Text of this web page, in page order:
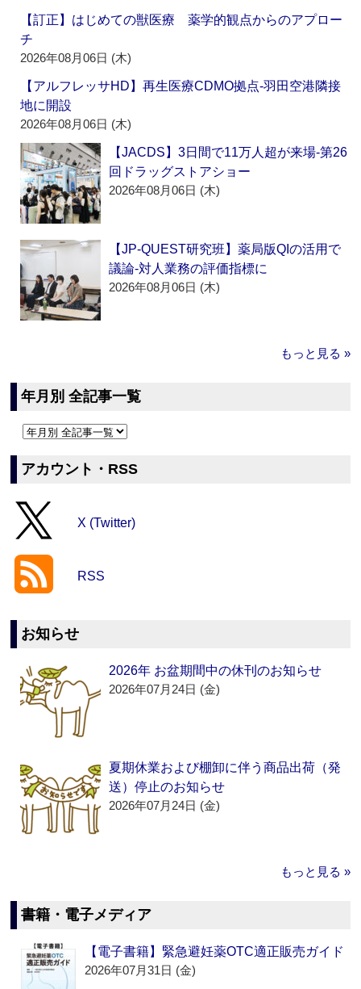
【訂正】はじめての獣医療 薬学的観点からのアプロー
チ
2026年08月06日 (木)
【アルフレッサHD】再生医療CDMO拠点‐羽田空港隣接
地に開設
2026年08月06日 (木)
【JACDS】3日間で11万人超が来場‐第26
回ドラッグストアショー
2026年08月06日 (木)
【JP-QUEST研究班】薬局版QIの活用で
議論‐対人業務の評価指標に
2026年08月06日 (木)
もっと見る »
年月別 全記事一覧
アカウント・RSS
X (Twitter)
RSS
お知らせ
2026年 お盆期間中の休刊のお知らせ
2026年07月24日 (金)
夏期休業および棚卸に伴う商品出荷（発
送）停止のお知らせ
2026年07月24日 (金)
もっと見る »
書籍・電子メディア
【電子書籍】緊急避妊薬OTC適正販売ガイド
2026年07月31日 (金)